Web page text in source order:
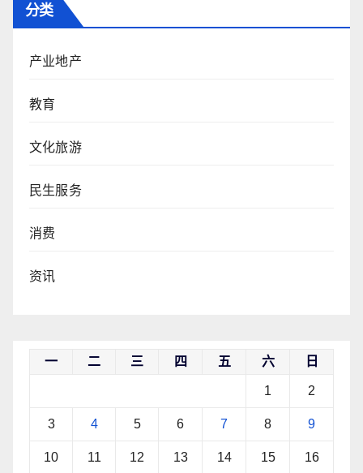
分类
产业地产
教育
文化旅游
民生服务
消费
资讯
一 二 三 四 五 六 日
1 2
3 4 5 6 7 8 9
10 11 12 13 14 15 16